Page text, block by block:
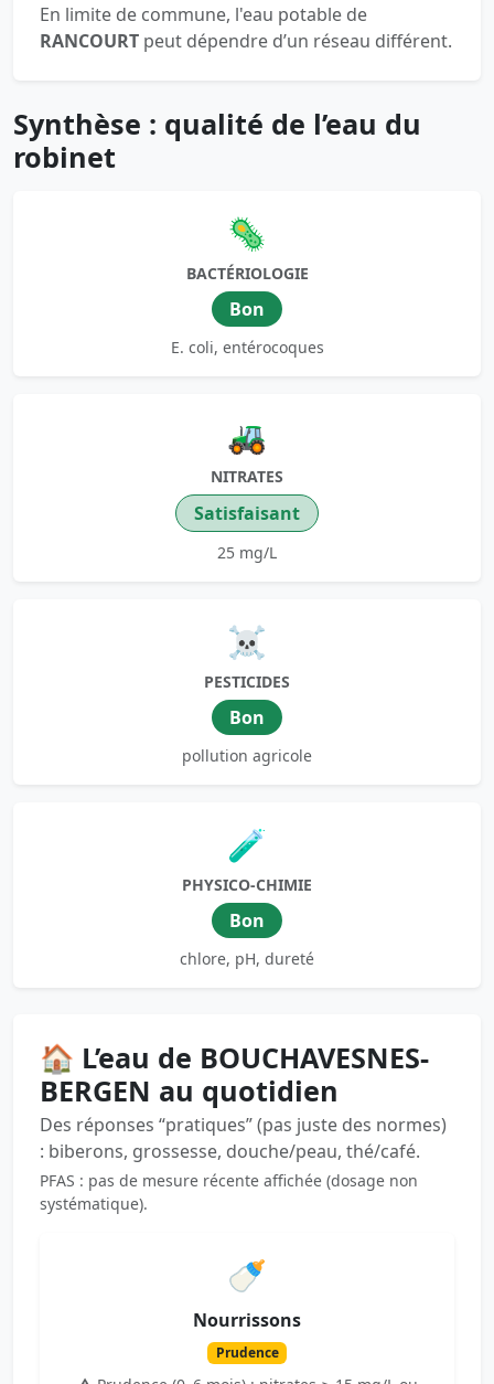
En limite de commune, l'eau potable de
RANCOURT peut dépendre d’un réseau différent.
Synthèse : qualité de l’eau du
robinet
🦠
BACTÉRIOLOGIE
Bon
E. coli, entérocoques
🚜
NITRATES
Satisfaisant
25 mg/L
☠️
PESTICIDES
Bon
pollution agricole
🧪
PHYSICO-CHIMIE
Bon
chlore, pH, dureté
🏠 L’eau de BOUCHAVESNES-
BERGEN au quotidien
Des réponses “pratiques” (pas juste des normes)
: biberons, grossesse, douche/peau, thé/café.
PFAS : pas de mesure récente affichée (dosage non
systématique).
🍼
Nourrissons
Prudence